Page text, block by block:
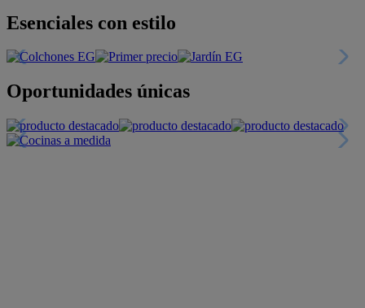
Esenciales con estilo
Oportunidades únicas